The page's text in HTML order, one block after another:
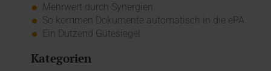
Mehrwert durch Synergien
So kommen Dokumente automatisch in die ePA
Ein Dutzend Gütesiegel
Kategorien